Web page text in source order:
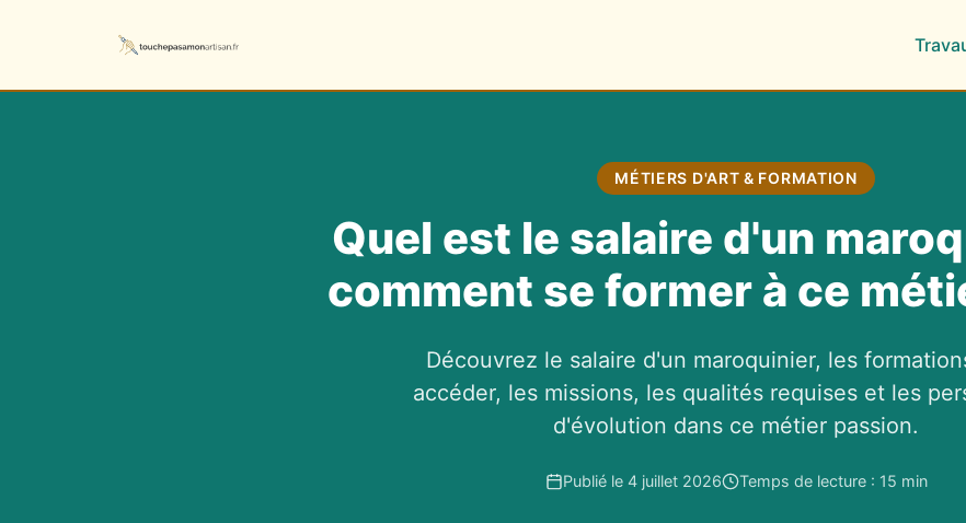
MÉTIERS D'ART & FORMATION
Quel est le salaire d'un
comment se former à ce
Découvrez le salaire d'un maroquinier, les
accéder, les missions, les qualités requises et les
d'évolution dans ce métier passion.
Publié le 4 juillet 2026 Temps de lecture : 15 min